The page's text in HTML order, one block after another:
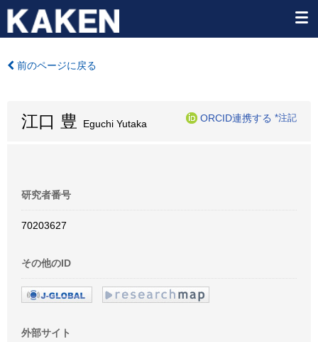
前のページに戻る
江口 豊 Eguchi Yutaka
ORCID連携する *注記
研究者番号
70203627
その他のID
外部サイト